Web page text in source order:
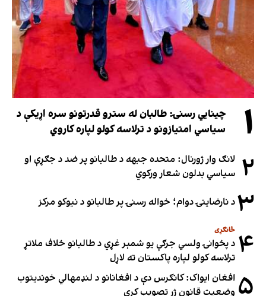
۱
چینایي رسنۍ: طالبان له سترو قدرتونو سره اړیکې د
سیاسي امتیازونو د ترلاسه کولو لپاره کاروي
۲ لانګ وار ژورنال: متحده جبهه د طالبانو پر ضد د جګړې او
سیاسي بدلون شعار ورکوي
۳د نارضایتۍ دوام؛ خواله رسنۍ پر طالبانو د نیوکو مرکز
۴ ځانګړی
د پخوانۍ ولسي جرګې یو شمېر غړي د طالبانو خلاف ملاتړ
ترلاسه کولو لپاره پاکستان ته لاړل
۵ افغان ایواک: کانګرس دې د افغانانو د لنډمهالي خوندیتوب
وضعیت قانون ژر تصویب کړي